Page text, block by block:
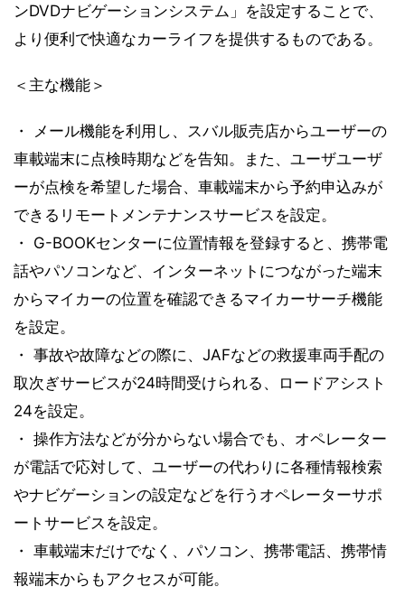
ンDVDナビゲーションシステム」を設定することで、
より便利で快適なカーライフを提供するものである。
＜主な機能＞
・ メール機能を利用し、スバル販売店からユーザーの
車載端末に点検時期などを告知。また、ユーザユーザ
ーが点検を希望した場合、車載端末から予約申込みが
できるリモートメンテナンスサービスを設定。
・ G-BOOKセンターに位置情報を登録すると、携帯電
話やパソコンなど、インターネットにつながった端末
からマイカーの位置を確認できるマイカーサーチ機能
を設定。
・ 事故や故障などの際に、JAFなどの救援車両手配の
取次ぎサービスが24時間受けられる、ロードアシスト
24を設定。
・ 操作方法などが分からない場合でも、オペレーター
が電話で応対して、ユーザーの代わりに各種情報検索
やナビゲーションの設定などを行うオペレーターサポ
ートサービスを設定。
・ 車載端末だけでなく、パソコン、携帯電話、携帯情
報端末からもアクセスが可能。